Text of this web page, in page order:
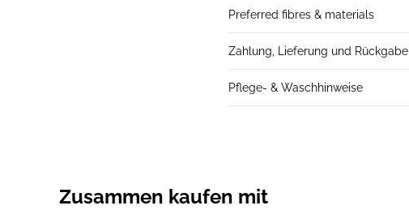
Preferred fibres & materials
Zahlung, Lieferung und Rückgabe
Pflege- & Waschhinweise
Zusammen kaufen mit